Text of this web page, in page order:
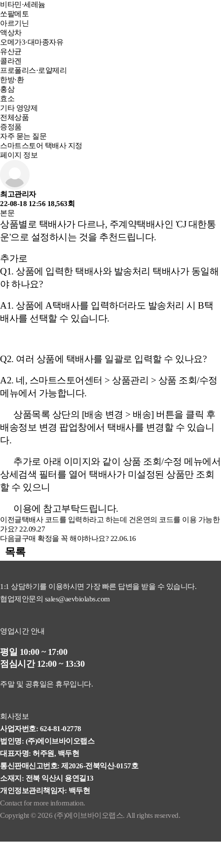
비타민·세레늄
쏘팔메토
아르기닌
액상차
오메가3·대마종자유
유산균
콜라겐
프로폴리스·로얄제리
한방·환
홍삼
효소
기타 영양제
전체상품
증정품
자주 묻는 질문
스마트스토어 택배사 지정
페이지 정보
최고관리자
22-08-18 12:56 18,563회
본문
상품별로 택배사가 다르나, 주계약택배사인 'CJ 대한통
운'으로 설정하시는 것을 추천드립니다.
추가로
Q1. 상품에 입력한 택배사와 발송처리 택배사가 동일해
야 하나요?
A1. 상품에 A택배사를 입력하더라도 발송처리 시 B택
배사를 선택할 수 있습니다.
Q2. 여러 상품에 택배사를 일괄로 입력할 수 있나요?
A2. 네, 스마트스토어센터 > 상품관리 > 상품 조회/수정
메뉴에서 가능합니다.
상품목록 상단의 [배송 변경 > 배송] 버튼을 클릭 후
배송정보 변경 팝업창에서 택배사를 변경할 수 있습니
다.
추가로 아래 이미지와 같이 상품 조회/수정 메뉴에서
상세검색 필터를 열어 택배사가 미설정된 상품만 조회
할 수 있으니
이용에 참고부탁드립니다.
이전글택배사 코드를 입력하라고 하는데 건온연의 코드를 이용 가능한
가요? 22.09.27
다음글구매 확정을 꼭 해야하나요? 22.06.16
목록
1:1 상담하기를 이용하시면 가장 빠른 답변을 받을 수 있습니다.
협업제안문의 sales@aevbiolabs.com
영업시간 안내
평일 10:00 ~ 17:00
점심시간 12:00 ~ 13:30
주말 및 공휴일은 휴무입니다.
회사정보
사업자번호: 624-81-02778
법인명: (주)에이브바이오랩스
대표자명: 허주원, 백두현
통신판매신고번호: 제2026-전북익산-0157호
소재지: 전북 익산시 용연길13
개인정보관리책임자: 백두현
Contact for more information.
Copyright © 2026 (주)에이브바이오랩스. All rights reserved.